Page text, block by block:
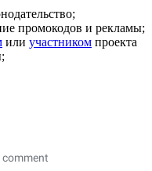
промокодов и рекламы;
или участником проекта